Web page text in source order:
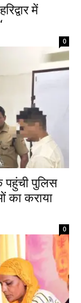
में
0
पुलिस
का कराया
0